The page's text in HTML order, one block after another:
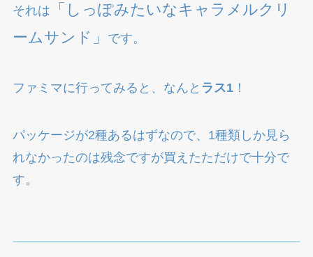
それは
「しっぽみたいなキャラメルクリ
ームサンド」
です。
ファミマに行ってみると、なんと ラス1！
パッケージが2種あるはずなので、1種類しか見ら
れなかったのは残念ですが買えたただけで十分で
す。